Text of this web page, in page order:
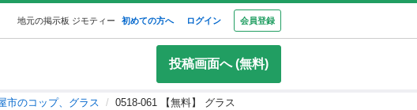
地元の掲示板 ジモティー 初めての方へ ログイン 会員登録
投稿画面へ (無料)
市のコップ、グラス 0518-061 【無料】 グラス